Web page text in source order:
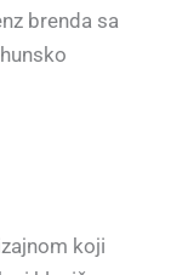
brenda sa
koji